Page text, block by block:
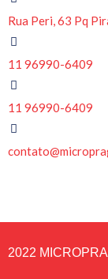
Rua Peri, 63 Pq
11 96990-6409
11 96990-6409
2022